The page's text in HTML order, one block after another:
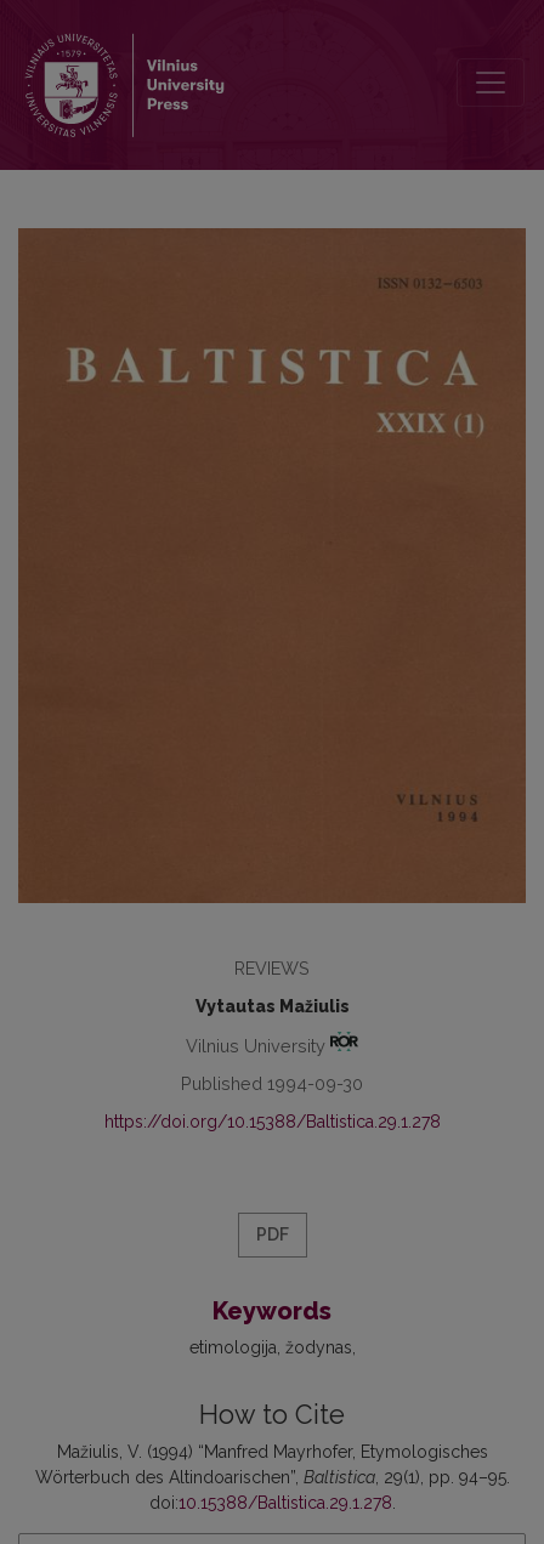
REVIEWS
Vytautas Mažiulis
Vilnius University
Published 1994-09-30
https://doi.org/10.15388/Baltistica.29.1.278
PDF
Keywords
etimologija žodynas
How to Cite
Mažiulis, V. (1994) “Manfred Mayrhofer, Etymologisches
Wörterbuch des Altindoarischen”, Baltistica, 29(1), pp. 94–95.
doi:10.15388/Baltistica.29.1.278.